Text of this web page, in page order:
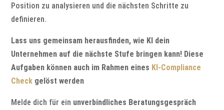
Position zu analysieren und die nächsten Schritte zu
definieren.
Lass uns gemeinsam herausfinden, wie KI dein
Unternehmen auf die nächste Stufe bringen kann! Diese
Aufgaben können auch im Rahmen eines KI-Compliance
Check gelöst werden
Melde dich für ein unverbindliches Beratungsgespräch